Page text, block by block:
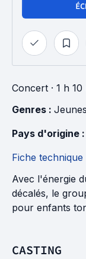
Concert · 1 h
Genres :
Pays d'origine :
Fiche technique
Avec l'énergie
décalés, le
pour enfants
CASTING